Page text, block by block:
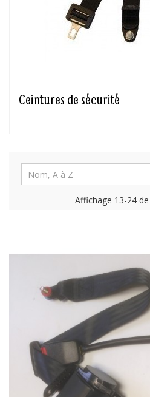
Ceintures de sécurité
Nom, A à Z
Affichage 13-24